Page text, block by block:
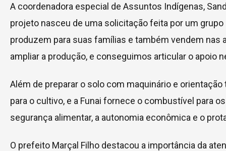
A coordenadora especial de Assuntos Indígenas,
projeto nasceu de uma solicitação feita por um
produzem para suas famílias e também vendem nas
ampliar a produção, e conseguimos articular o apoio
Além de preparar o solo com maquinário e
para o cultivo, e a Funai fornece o combustível para
segurança alimentar, a autonomia econômica e o
O prefeito Marçal Filho destacou a importância da